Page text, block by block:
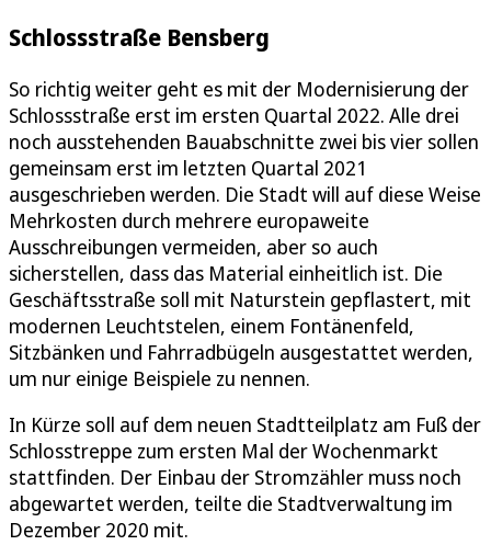
Schlossstraße Bensberg
So richtig weiter geht es mit der Modernisierung der
Schlossstraße erst im ersten Quartal 2022. Alle drei
noch ausstehenden Bauabschnitte zwei bis vier sollen
gemeinsam erst im letzten Quartal 2021
ausgeschrieben werden. Die Stadt will auf diese Weise
Mehrkosten durch mehrere europaweite
Ausschreibungen vermeiden, aber so auch
sicherstellen, dass das Material einheitlich ist. Die
Geschäftsstraße soll mit Naturstein gepflastert, mit
modernen Leuchtstelen, einem Fontänenfeld,
Sitzbänken und Fahrradbügeln ausgestattet werden,
um nur einige Beispiele zu nennen.
In Kürze soll auf dem neuen Stadtteilplatz am Fuß der
Schlosstreppe zum ersten Mal der Wochenmarkt
stattfinden. Der Einbau der Stromzähler muss noch
abgewartet werden, teilte die Stadtverwaltung im
Dezember 2020 mit.